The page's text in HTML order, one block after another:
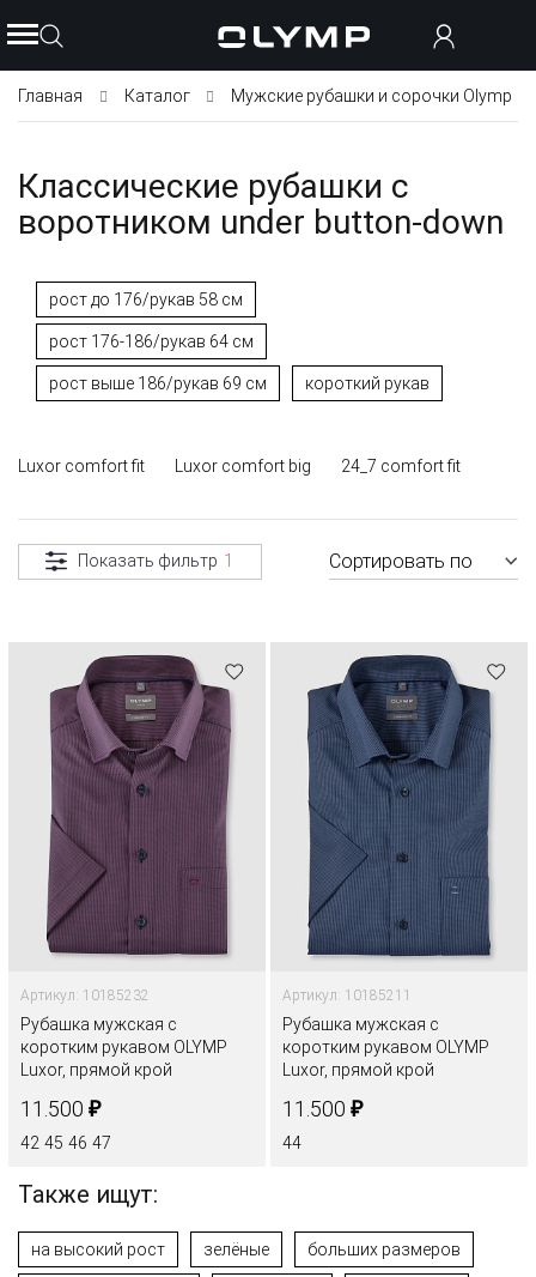
Главная Каталог Мужские рубашки и сорочки Olymp
Классические рубашки с
воротником under button-down
рост до 176/рукав 58 см
рост 176-186/рукав 64 см
рост выше 186/рукав 69 см короткий рукав
Luxor comfort fit Luxor comfort big 24_7 comfort fit
Показать фильтр 1 Сортировать по
Артикул: 10185232
Рубашка мужская с
коротким рукавом OLYMP
Luxor, прямой крой
11.500 ₽
42 45 46 47
Артикул: 10185211
Рубашка мужская с
коротким рукавом OLYMP
Luxor, прямой крой
11.500 ₽
44
Также ищут:
на высокий рост зелёные больших размеров